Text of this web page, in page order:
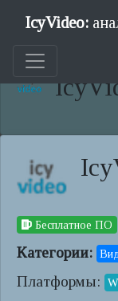
IcyVideo:
Бесплатное ПО
Категории:
Платформы: